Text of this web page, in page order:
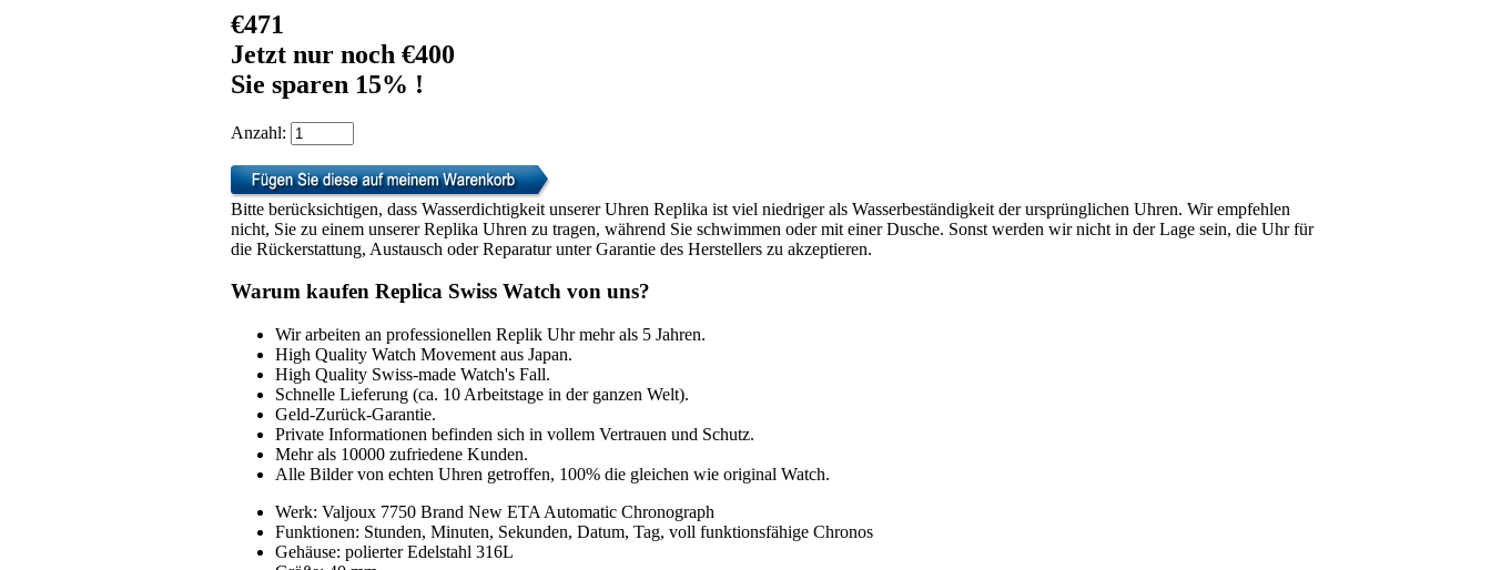
€471
Jetzt nur noch €400
Sie sparen 15% !
Anzahl:
Bitte berücksichtigen, dass Wasserdichtigkeit unserer Uhren Replika ist viel niedriger als Wasserbeständigkeit der ursprünglichen Uhren. Wir empfehlen
nicht, Sie zu einem unserer Replika Uhren zu tragen, während Sie schwimmen oder mit einer Dusche. Sonst werden wir nicht in der Lage sein, die Uhr für
die Rückerstattung, Austausch oder Reparatur unter Garantie des Herstellers zu akzeptieren.
Warum kaufen Replica Swiss Watch von uns?
Wir arbeiten an professionellen Replik Uhr mehr als 5 Jahren.
High Quality Watch Movement aus Japan.
High Quality Swiss-made Watch's Fall.
Schnelle Lieferung (ca. 10 Arbeitstage in der ganzen Welt).
Geld-Zurück-Garantie.
Private Informationen befinden sich in vollem Vertrauen und Schutz.
Mehr als 10000 zufriedene Kunden.
Alle Bilder von echten Uhren getroffen, 100% die gleichen wie original Watch.
Werk: Valjoux 7750 Brand New ETA Automatic Chronograph
Funktionen: Stunden, Minuten, Sekunden, Datum, Tag, voll funktionsfähige Chronos
Gehäuse: polierter Edelstahl 316L